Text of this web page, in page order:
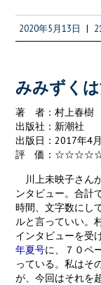
b
o
k
itt
er
2020年5月13日 |
みみずく
著 者：村上春樹
出版社：新潮社
出版日：2017年4
評 価：
川上未映子さん
ンタビュー。合計
時間、文字数にし
ルと言っていい。
インタビューを受
年夏号に、７０ペ
っている。私はそ
が、今回はそれを